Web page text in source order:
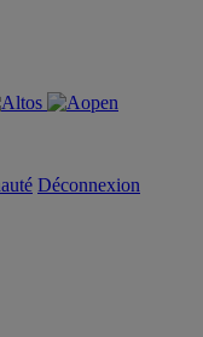
Déconnexion